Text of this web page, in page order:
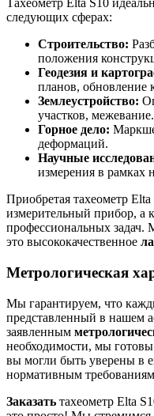
Тахеометр Elta S10
следующих сферах:
Строительство:
положения
Геодезия и
планов, обновление
Землеустройство:
участков, межевание.
Горное дело:
деформаций.
Научные
измерения в рамках
Приобретая тахеометр
измерительный прибор, а
профессиональных
это высококачественное
Метрологическая
Мы гарантируем, что
представленный в нашем
заявленным
необходимости, мы
вы могли быть уверены в
нормативным
Заказать тахеометр Elta